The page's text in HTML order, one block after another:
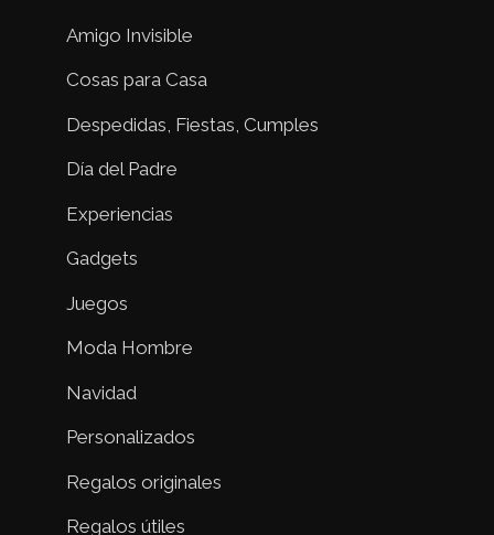
Amigo Invisible
Cosas para Casa
Despedidas, Fiestas, Cumples
Día del Padre
Experiencias
Gadgets
Juegos
Moda Hombre
Navidad
Personalizados
Regalos originales
Regalos útiles